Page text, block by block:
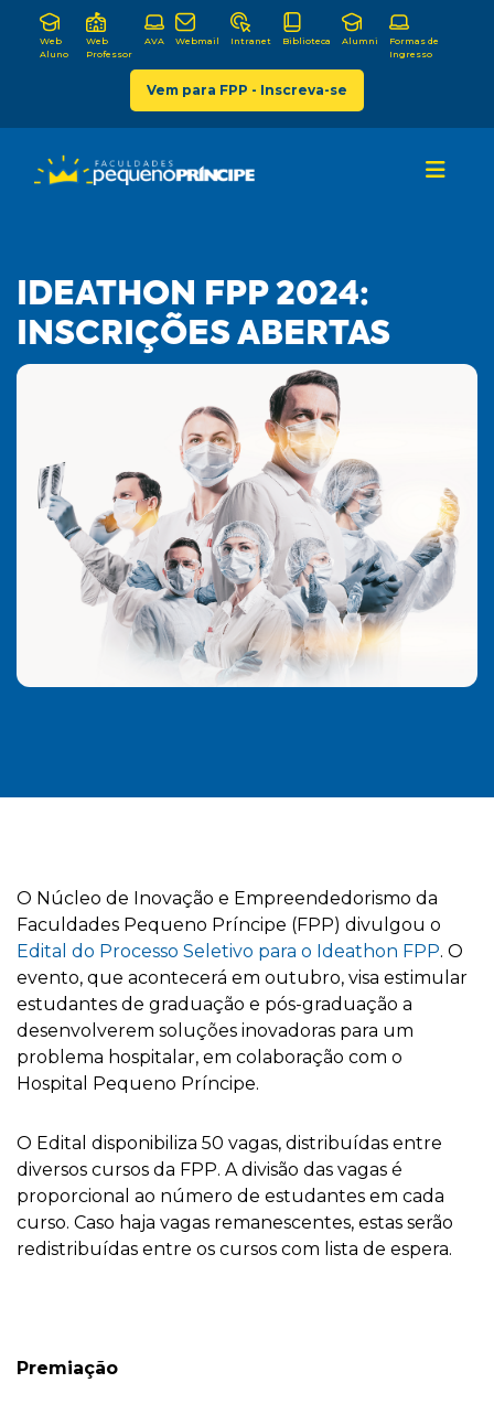
Web
Aluno
Web
Professor
AVA Webmail Intranet Biblioteca Alumni
Formas de
Ingresso
Vem para FPP - Inscreva-se
IDEATHON FPP 2024:
INSCRIÇÕES ABERTAS
O Núcleo de Inovação e Empreendedorismo da
Faculdades Pequeno Príncipe (FPP) divulgou o
Edital do Processo Seletivo para o Ideathon FPP. O
evento, que acontecerá em outubro, visa estimular
estudantes de graduação e pós-graduação a
desenvolverem soluções inovadoras para um
problema hospitalar, em colaboração com o
Hospital Pequeno Príncipe.
O Edital disponibiliza 50 vagas, distribuídas entre
diversos cursos da FPP. A divisão das vagas é
proporcional ao número de estudantes em cada
curso. Caso haja vagas remanescentes, estas serão
redistribuídas entre os cursos com lista de espera.
Premiação